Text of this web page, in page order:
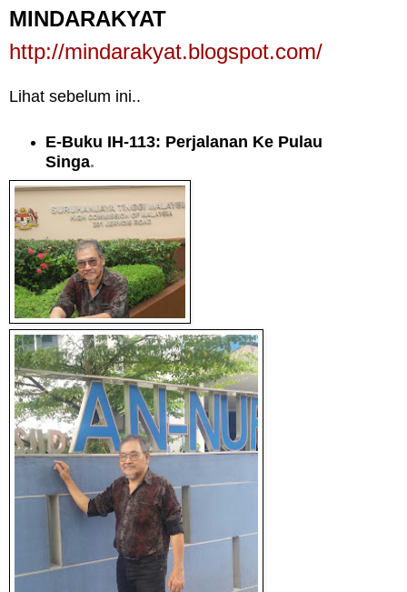
MINDARAKYAT
http://mindarakyat.blogspot.com/
Lihat sebelum ini..
E-Buku IH-113: Perjalanan Ke Pulau
Singa.